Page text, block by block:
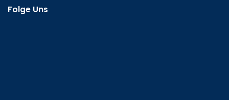
Folge Uns